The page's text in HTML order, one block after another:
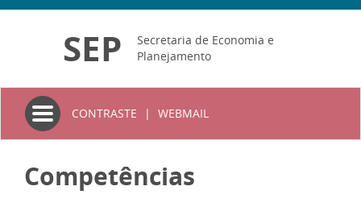
SEP
Secretaria de Economia e
Planejamento
Toggle
navigation
CONTRASTE | WEBMAIL
Competências